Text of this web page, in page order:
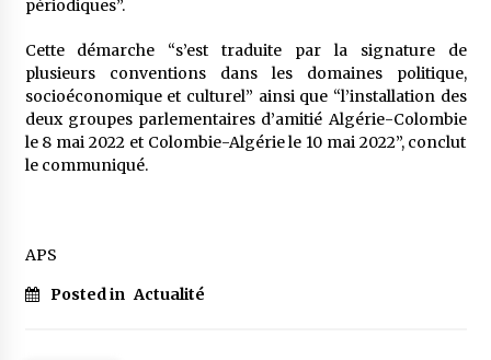
périodiques”.
Cette démarche “s’est traduite par la signature de
plusieurs conventions dans les domaines politique,
socioéconomique et culturel” ainsi que “l’installation des
deux groupes parlementaires d’amitié Algérie-Colombie
le 8 mai 2022 et Colombie-Algérie le 10 mai 2022”, conclut
le communiqué.
APS
Posted in Actualité